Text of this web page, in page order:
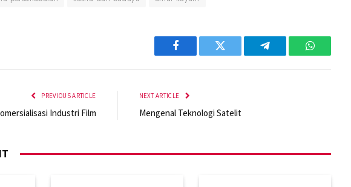
Facebook Twitter Telegram WhatsApp
PREVIOUS ARTICLE
Industri Film
NEXT ARTICLE
Mengenal Teknologi Satelit